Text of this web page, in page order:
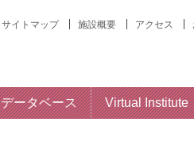
サイトマップ 施設概要 アクセス
データベース Virtual Institute